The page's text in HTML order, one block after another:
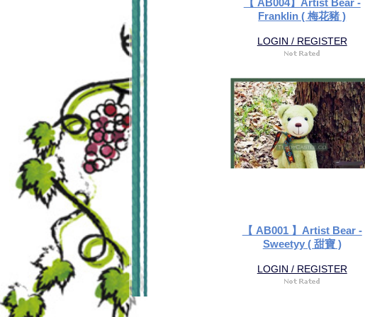
【 AB004】Artist Bear -
Franklin ( 梅花豬 )
LOGIN / REGISTER
【 AB001 】Artist Bear -
Sweetyy ( 甜寶 )
LOGIN / REGISTER